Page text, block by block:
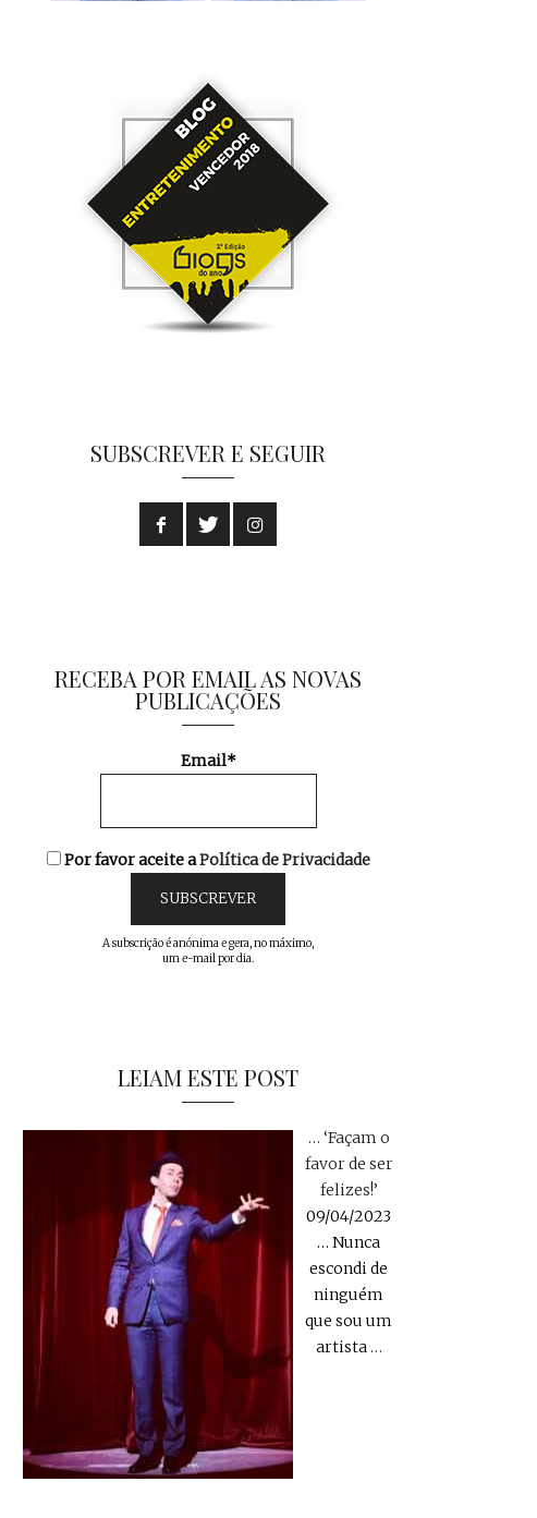
SUBSCREVER E SEGUIR
RECEBA POR EMAIL AS NOVAS
PUBLICAÇÕES
Email*
Por favor aceite aPolítica de Privacidade
A subscrição é anónima e gera, no máximo,
um e-mail por dia.
LEIAM ESTE POST
… ‘Façam o
favor de ser
felizes!’
09/04/2023
… Nunca
escondi de
ninguém
que sou um
artista…